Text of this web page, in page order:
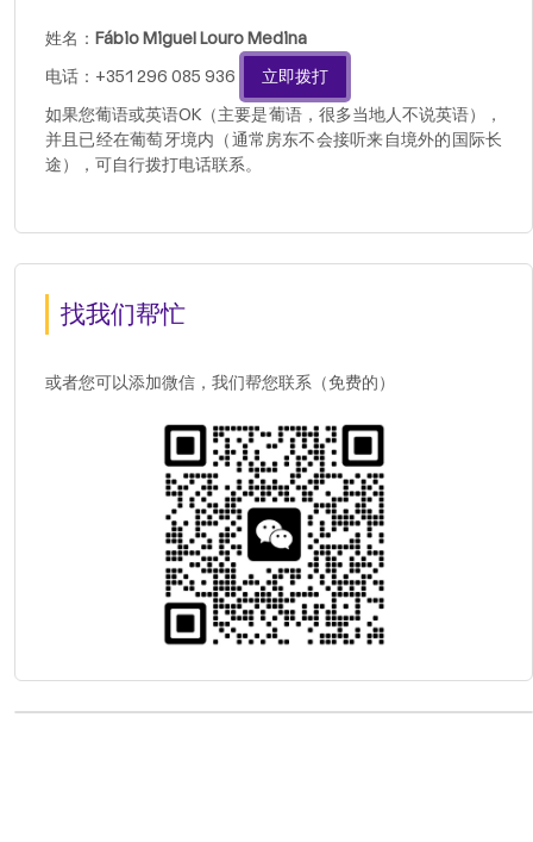
姓名： Fábio Miguel Louro Medina
电话：+351 296 085 936
立即拨打
如果您葡语或英语OK（主要是葡语，很多当地人不说英语），
并且已经在葡萄牙境内（通常房东不会接听来自境外的国际长
途），可自行拨打电话联系。
找我们帮忙
或者您可以添加微信，我们帮您联系（免费的）